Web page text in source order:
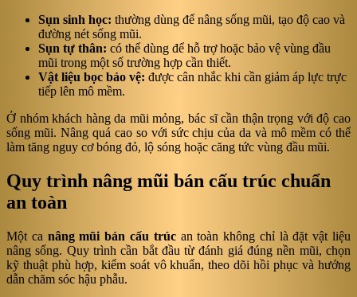
Sụn sinh học: thường dùng để nâng sống mũi, tạo độ cao và
đường nét sống mũi.
Sụn tự thân: có thể dùng để hỗ trợ hoặc bảo vệ vùng đầu
mũi trong một số trường hợp cần thiết.
Vật liệu bọc bảo vệ: được cân nhắc khi cần giảm áp lực trực
tiếp lên mô mềm.
Ở nhóm khách hàng da mũi mỏng, bác sĩ cần thận trọng với độ cao
sống mũi. Nâng quá cao so với sức chịu của da và mô mềm có thể
làm tăng nguy cơ bóng đỏ, lộ sóng hoặc căng tức vùng đầu mũi.
Quy trình nâng mũi bán cấu trúc chuẩn
an toàn
Một ca nâng mũi bán cấu trúcan toàn không chỉ là đặt vật liệu
nâng sống. Quy trình cần bắt đầu từ đánh giá đúng nền mũi, chọn
kỹ thuật phù hợp, kiểm soát vô khuẩn, theo dõi hồi phục và hướng
dẫn chăm sóc hậu phẫu.